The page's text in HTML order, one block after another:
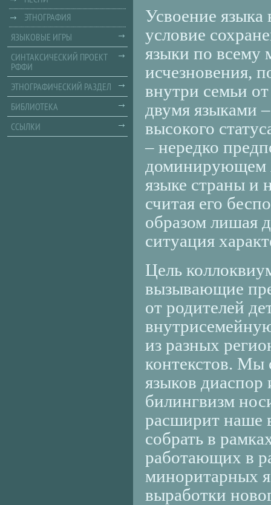
Усвоение языка
условие
языки по всему
исчезновения,
внутри семьи
двумя языками
высокого
– нередко
доминирующем
языке страны и
считая его
образом лишая
ситуация
Цель
вызывающие
от родителей
из разных
контекстов. Мы
языков
билингвизм
расширит наше
собрать в
работающих в
миноритарных
выработки
ЭТНОГРАФИЯ
ЯЗЫКОВЫЕ ИГРЫ
СИНТАКСИЧЕСКИЙ ПРОЕКТ
РФФИ
ЭТНОГРАФИЧЕСКИЙ РАЗДЕЛ
БИБЛИОТЕКА
ССЫЛКИ